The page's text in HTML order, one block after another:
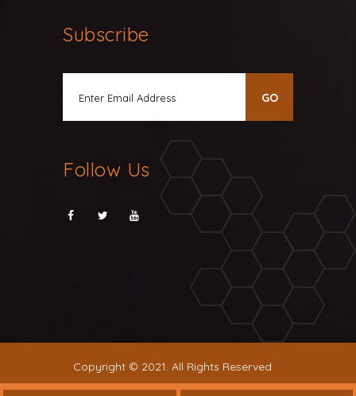
Subscribe
Follow Us
Copyright © 2021. All Rights Reserved